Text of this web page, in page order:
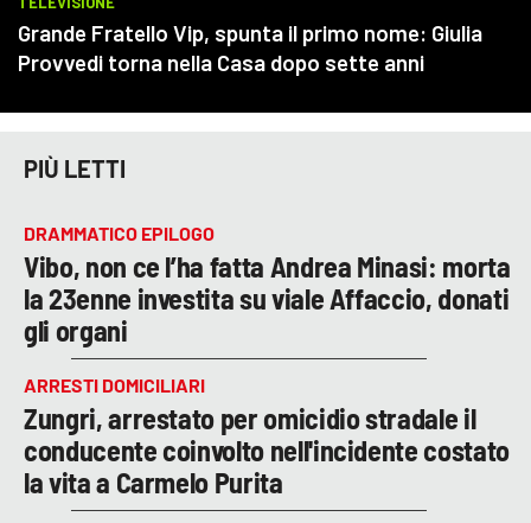
PIÙ LETTI
DRAMMATICO EPILOGO
Vibo, non ce l’ha fatta Andrea Minasi: morta
la 23enne investita su viale Affaccio, donati
gli organi
ARRESTI DOMICILIARI
Zungri, arrestato per omicidio stradale il
conducente coinvolto nell'incidente costato
la vita a Carmelo Purita